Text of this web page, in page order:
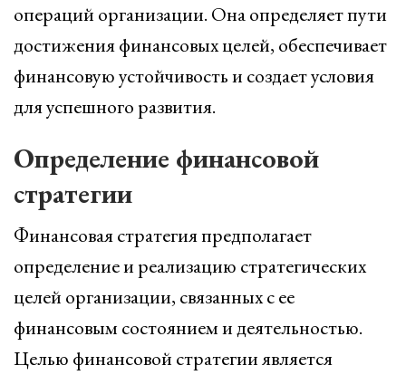
операций организации. Она определяет пути
достижения финансовых целей, обеспечивает
финансовую устойчивость и создает условия
для успешного развития.
Определение финансовой
стратегии
Финансовая стратегия предполагает
определение и реализацию стратегических
целей организации, связанных с ее
финансовым состоянием и деятельностью.
Целью финансовой стратегии является